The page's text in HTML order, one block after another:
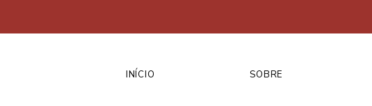
INÍCIO SOBRE